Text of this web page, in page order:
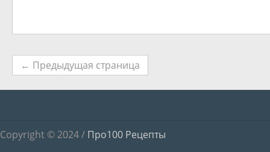
← Предыдущая страница
Copyright © 2024 / Про100 Рецепты